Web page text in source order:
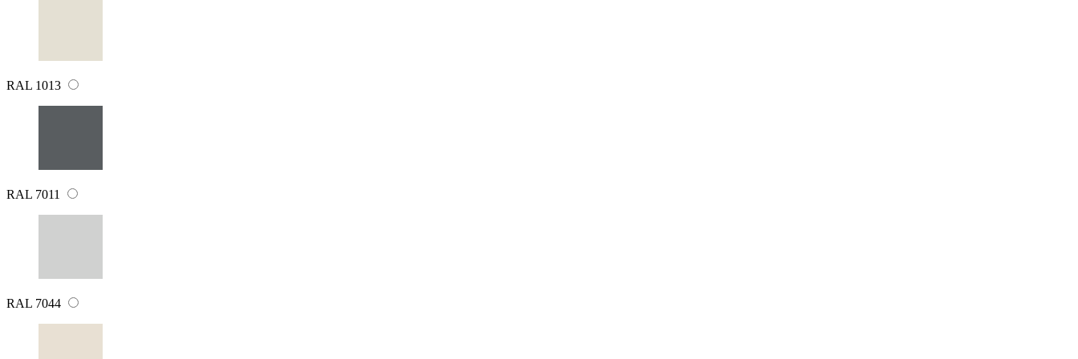
RAL 1013
RAL 7011
RAL 7044